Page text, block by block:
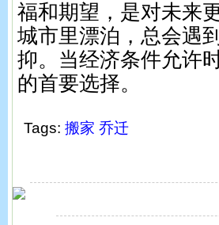
福和期望，是对未来
城市里漂泊，总会遇
抑。当经济条件允许
的首要选择。
Tags: 搬家 乔迁